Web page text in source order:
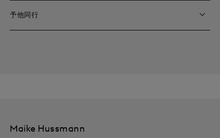
予他同行
Maike Hussmann